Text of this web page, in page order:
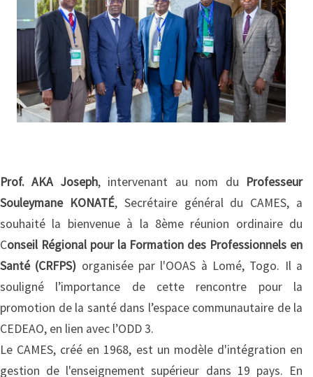
Prof. AKA Joseph, intervenant au nom du Professeur
Souleymane KONATÉ, Secrétaire général du CAMES, a
souhaité la bienvenue à la 8ème réunion ordinaire du
Conseil Régional pour la Formation des Professionnels en
Santé (CRFPS) organisée par l'OOAS à Lomé, Togo. Il a
souligné l’importance de cette rencontre pour la
promotion de la santé dans l’espace communautaire de la
CEDEAO, en lien avec l’ODD 3.
Le CAMES, créé en 1968, est un modèle d'intégration en
gestion de l'enseignement supérieur dans 19 pays. En